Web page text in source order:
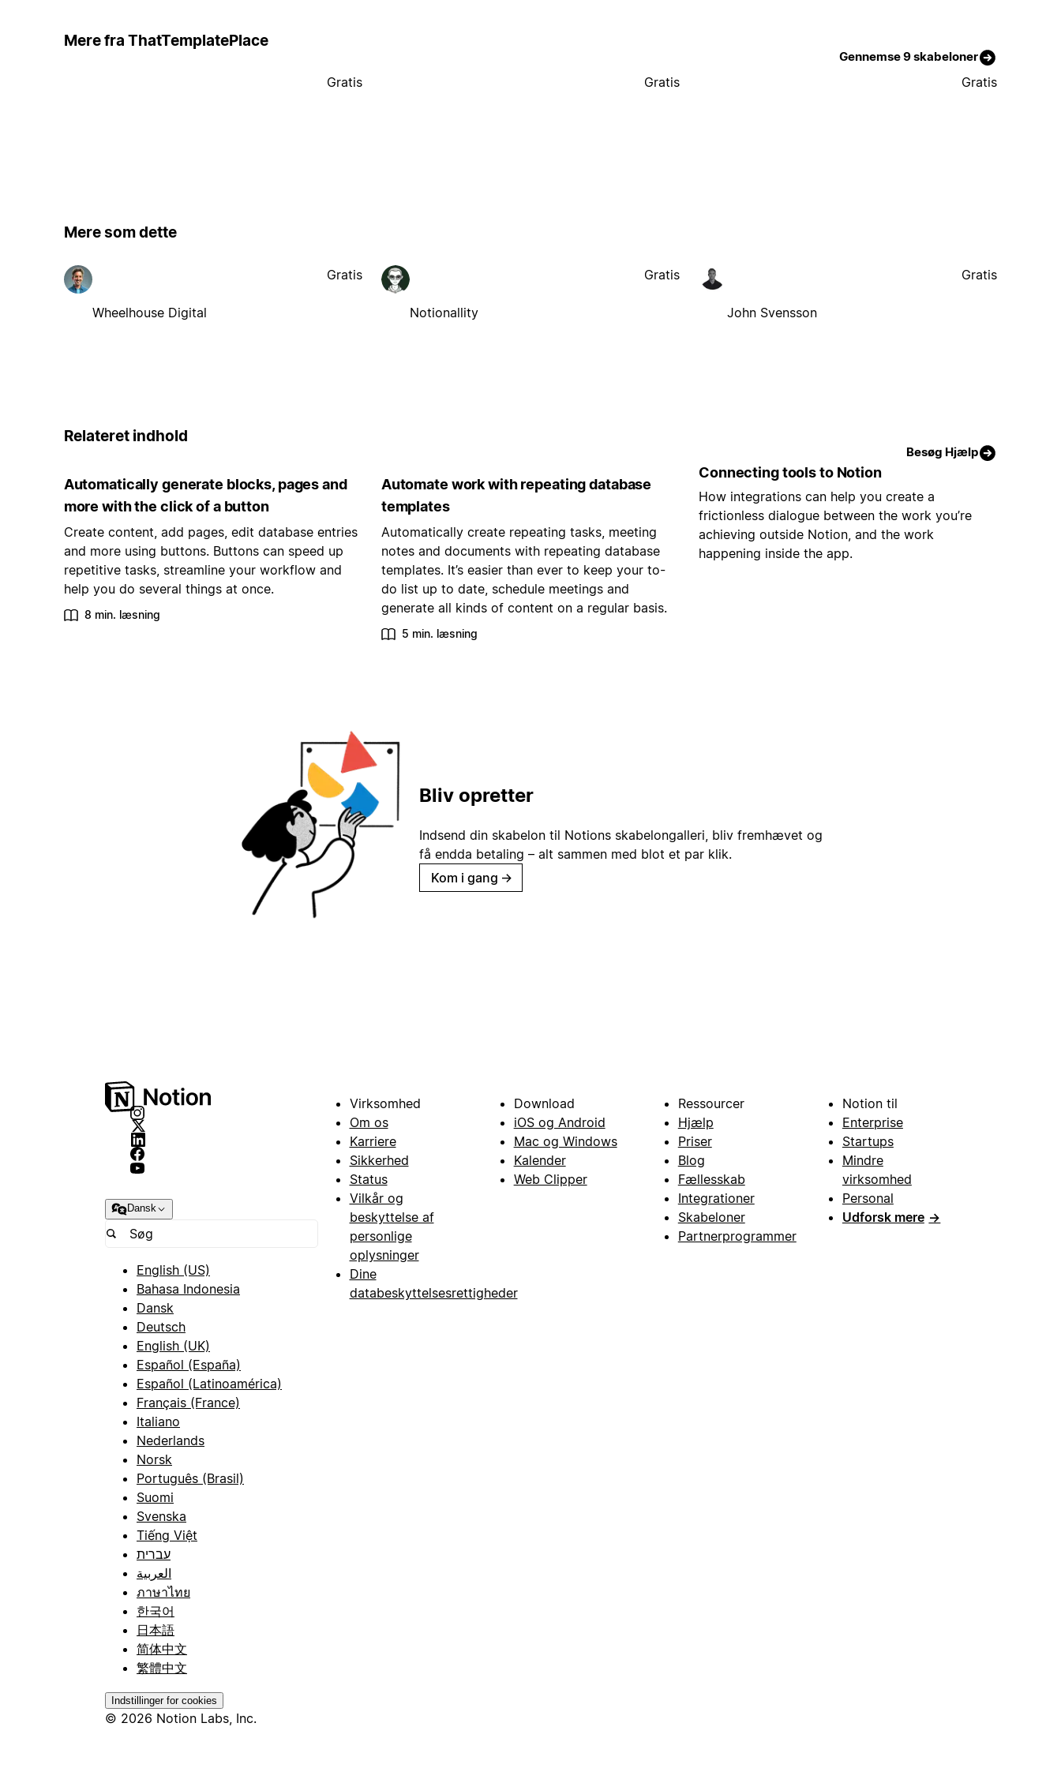
Mere fra ThatTemplatePlace
Gennemse 9 skabeloner
Gratis Gratis Gratis
Mere som dette
Wheelhouse Digital
Gratis
Notionallity
Gratis
John Svensson
Gratis
Relateret indhold
Besøg Hjælp
Automatically generate blocks, pages and
more with the click of a button
Create content, add pages, edit database entries
and more using buttons. Buttons can speed up
repetitive tasks, streamline your workflow and
help you do several things at once.
8 min. læsning
Automate work with repeating database
templates
Automatically create repeating tasks, meeting
notes and documents with repeating database
templates. It’s easier than ever to keep your to-
do list up to date, schedule meetings and
generate all kinds of content on a regular basis.
5 min. læsning
Connecting tools to Notion
How integrations can help you create a
frictionless dialogue between the work you’re
achieving outside Notion, and the work
happening inside the app.
Bliv opretter
Indsend din skabelon til Notions skabelongalleri, bliv fremhævet og
få endda betaling – alt sammen med blot et par klik.
Kom i gang →
Dansk
English (US)
Bahasa Indonesia
Dansk
Deutsch
English (UK)
Español (España)
Español (Latinoamérica)
Français (France)
Italiano
Nederlands
Norsk
Português (Brasil)
Suomi
Svenska
Tiếng Việt
עברית
العربية
ภาษาไทย
한국어
日本語
简体中文
繁體中文
Indstillinger for cookies
© 2026 Notion Labs, Inc.
Virksomhed
Om os
Karriere
Sikkerhed
Status
Vilkår og
beskyttelse af
personlige
oplysninger
Dine
databeskyttelsesrettigheder
Download
iOS og Android
Mac og Windows
Kalender
Web Clipper
Ressourcer
Hjælp
Priser
Blog
Fællesskab
Integrationer
Skabeloner
Partnerprogrammer
Notion til
Enterprise
Startups
Mindre
virksomhed
Personal
Udforsk mere →